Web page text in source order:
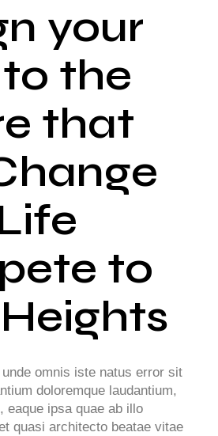
your
the
that
to
omnis iste natus error sit
doloremque laudantium,
eaque ipsa quae ab illo
quasi architecto beatae vitae